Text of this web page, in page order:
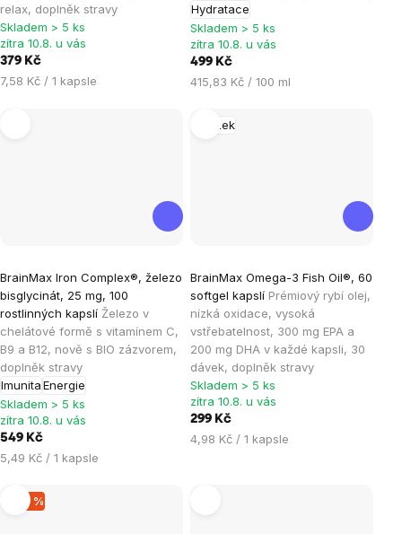
relax, doplněk stravy
4,6
z
5
hvězdiček.
Skladem > 5 ks
zítra 10.8. u vás
379 Kč
Měrná
7,58 Kč / 1 kapsle
Hydratace
5,0
z
5
hvězdiček.
Skladem > 5 ks
zítra 10.8. u vás
499 Kč
Měrná
415,83 Kč / 100 ml
BrainMax Iron Complex®, železo
bisglycinát, 25 mg, 100
rostlinných kapslí Železo v
chelátové formě s vitamínem C,
B9 a B12, nově s BIO zázvorem,
doplněk stravy
ImunitaEnergie
hodnocení
produktu
je
4,8
z
5
hvězdiček.
Skladem > 5 ks
zítra 10.8. u vás
549 Kč
Měrná
5,49 Kč / 1 kapsle
Mozek
BrainMax Omega-3 Fish Oil®, 60
softgel kapslí Prémiový rybí olej,
nízká oxidace, vysoká
vstřebatelnost, 300 mg EPA a
200 mg DHA v každé kapsli, 30
dávek, doplněk stravy
hodnocení
produktu
je
4,4
z
5
hvězdiček.
Skladem > 5 ks
zítra 10.8. u vás
299 Kč
Měrná
4,98 Kč / 1 kapsle
–40 %